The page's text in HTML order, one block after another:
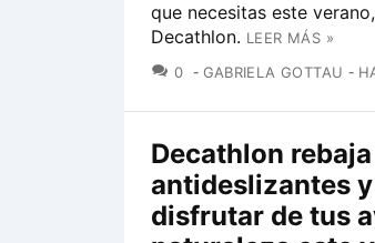
que necesitas este
Decathlon. LEER MÁS »
0 COMENTARIOS
GABRIELA GOTTAU
Decathlon
antideslizantes
disfrutar de tus